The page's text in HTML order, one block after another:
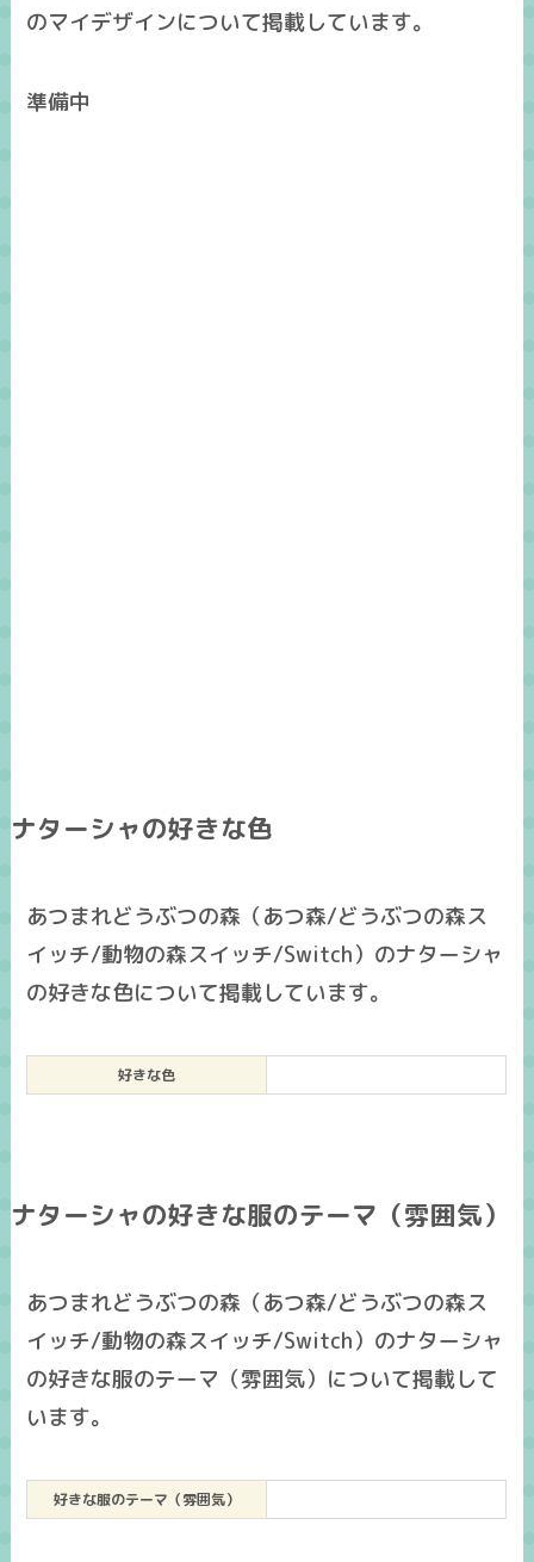
のマイデザインについて掲載しています。
準備中
ナターシャの好きな色
あつまれどうぶつの森（あつ森/どうぶつの森ス
イッチ/動物の森スイッチ/Switch）のナターシャ
の好きな色について掲載しています。
好きな色
ナターシャの好きな服のテーマ（雰囲気）
あつまれどうぶつの森（あつ森/どうぶつの森ス
イッチ/動物の森スイッチ/Switch）のナターシャ
の好きな服のテーマ（雰囲気）について掲載して
います。
好きな服のテーマ（雰囲気）